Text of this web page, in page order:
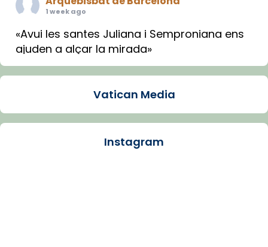
1 week ago
«Avui les santes Juliana i Semproniana ens
ajuden a alçar la mirada»
Mons. Sergi Gordo, bisbe de Tortosa, ha
Santes de Mataró.
🔗tinyurl.com/cvu5jmbk
Vatican Media
Instagram